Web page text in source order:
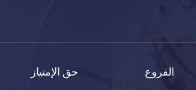
الفروع حق الإمتياز